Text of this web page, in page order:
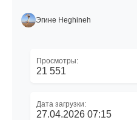
Эгине Heghineh
Просмотры:
21 551
Дата загрузки:
27.04.2026 07:15